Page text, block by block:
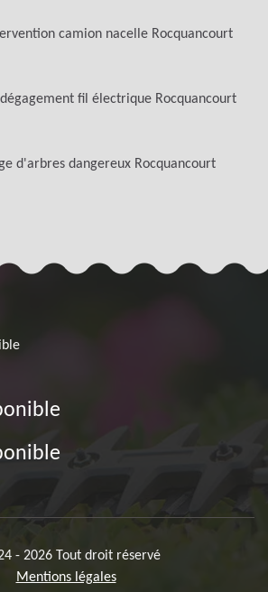
camion nacelle Rocquancourt
fil électrique Rocquancourt
d'arbres dangereux Rocquancourt
- 2026 Tout droit réservé
Mentions légales